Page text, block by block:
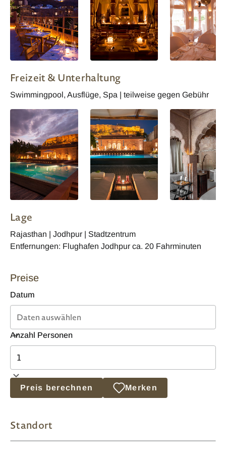
Freizeit & Unterhaltung
Swimmingpool, Ausflüge, Spa | teilweise gegen Gebühr
Lage
Rajasthan | Jodhpur | Stadtzentrum
Entfernungen: Flughafen Jodhpur ca. 20 Fahrminuten
Preise
Datum
Anzahl Personen
Preis berechnen Merken
Standort